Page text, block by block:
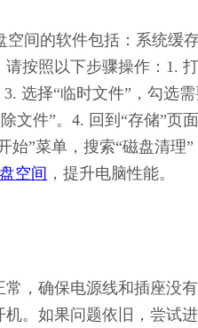
间的软件包括：系统缓
按照以下步骤操作：1.
选择“临时文件”，勾选
文件”。4. 回到“存储”页
始”菜单，搜索“磁盘清理
空间 ，提升电脑性能。
，确保电源线和插座没
。如果问题依旧，尝试